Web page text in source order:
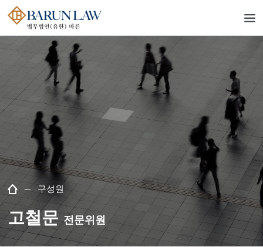
구성원
고철문전문위원